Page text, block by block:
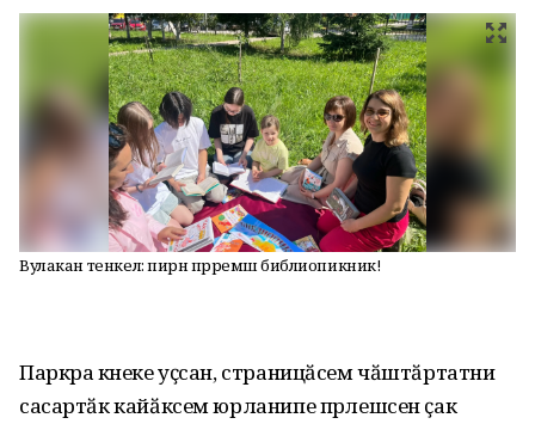
Вулакан тенкел: пирӗн пӗрремӗш библиопикник!
Паркра кӗнеке уҫсан, страницӑсем чӑштӑртатни
сасартӑк кайӑксем юрланипе пӗрлешсен ҫак